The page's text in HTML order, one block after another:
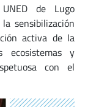
de Lugo
sensibilización
activa de la
ecosistemas y
con el